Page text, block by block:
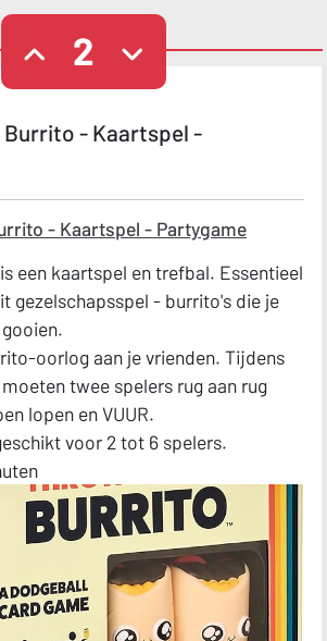
2
- Kaartspel -
- Kaartspel - Partygame
een kaartspel en trefbal. Essentieel
gezelschapsspel - burrito's die je
oorlog aan je vrienden. Tijdens
twee spelers rug aan rug
lopen en VUUR.
voor 2 tot 6 spelers.